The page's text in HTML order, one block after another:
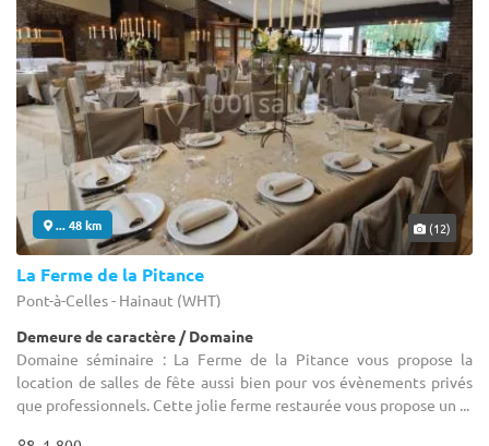
... 48 km (12)
La Ferme de la Pitance
Pont-à-Celles - Hainaut (WHT)
Demeure de caractère / Domaine
Domaine séminaire : La Ferme de la Pitance vous propose la
location de salles de fête aussi bien pour vos évènements privés
que professionnels. Cette jolie ferme restaurée vous propose un ...